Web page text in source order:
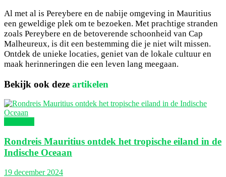
Al met al is Pereybere en de nabije omgeving in Mauritius
een geweldige plek om te bezoeken. Met prachtige stranden
zoals Pereybere en de betoverende schoonheid van Cap
Malheureux, is dit een bestemming die je niet wilt missen.
Ontdek de unieke locaties, geniet van de lokale cultuur en
maak herinneringen die een leven lang meegaan.
Bekijk ook deze artikelen
Rondreis Mauritius ontdek het tropische eiland in de
Indische Oceaan
19 december 2024